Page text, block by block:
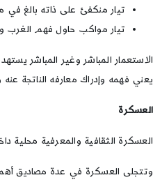
تيار منكفئ على ذاته بالغ في
تيار مواكب حاول فهم الغرب
الاستعمار المباشر وغير المباشر
يعني فهمه وإدراك معارفه الناتجة
العسكرة
العسكرة الثقافية والمعرفية محلية
وتتجلى العسكرة في عدة مصاديق